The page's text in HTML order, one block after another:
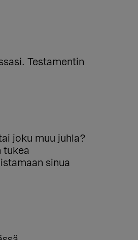
Testamentin
joku muu juhla?
tukea
sinua